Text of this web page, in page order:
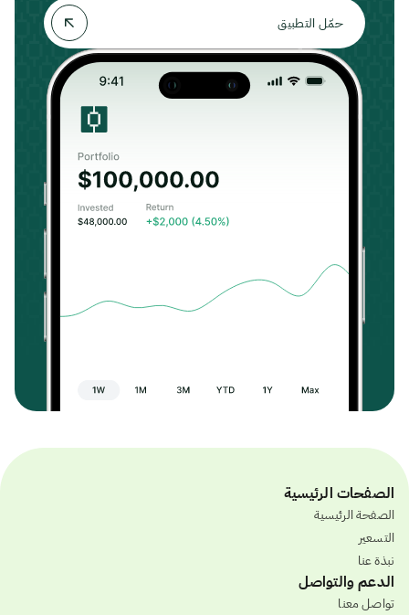
حمّل التطبيق
الصفحات الرئيسية
الصفحة الرئيسية
التسعير
نبذة عنا
الدعم والتواصل
تواصل معنا